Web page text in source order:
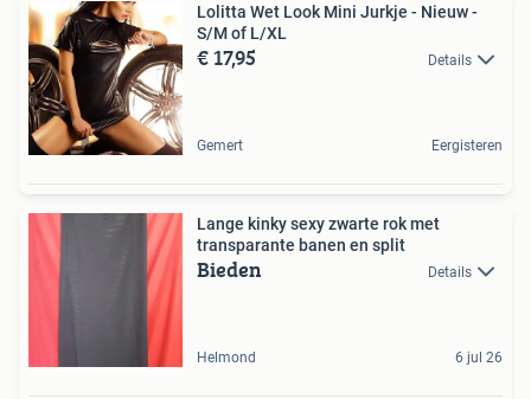
Lolitta Wet Look Mini Jurkje - Nieuw -
S/M of L/XL
€ 17,95 Details
Gemert Eergisteren
Lange kinky sexy zwarte rok met
transparante banen en split
Bieden Details
Helmond 6 jul 26